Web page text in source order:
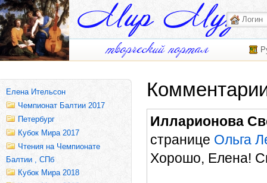
Елена Ительсон
Чемпионат Балтии 2017
Петербург
Кубок Мира 2017
Чтения на Чемпионате
Балтии , СПб
Кубок Мира 2018
Илларионова
странице Ольга
Хорошо, Елена!